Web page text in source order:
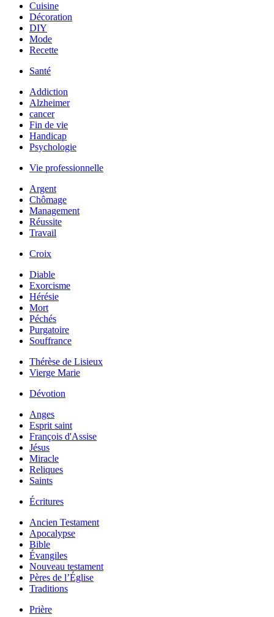
Cuisine
Décoration
DIY
Mode
Recette
Santé
Addiction
Alzheimer
cancer
Fin de vie
Handicap
Psychologie
Vie professionnelle
Argent
Chômage
Management
Réussite
Travail
Croix
Diable
Exorcisme
Hérésie
Mort
Péchés
Purgatoire
Souffrance
Thérèse de Lisieux
Vierge Marie
Dévotion
Anges
Esprit saint
François d'Assise
Jésus
Miracle
Reliques
Saints
Écritures
Ancien Testament
Apocalypse
Bible
Évangiles
Nouveau testament
Pères de l’Église
Traditions
Prière